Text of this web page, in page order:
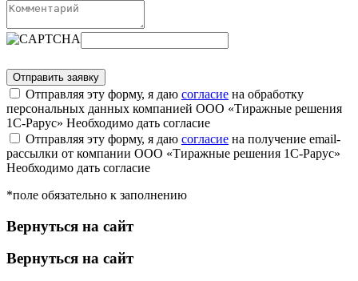
Отправляя эту форму, я даю согласие на обработку
персональных данных компанией ООО «Тиражные решения
1С-Рарус» Необходимо дать согласие
Отправляя эту форму, я даю согласие на получение email-
рассылки от компании ООО «Тиражные решения 1С-Рарус»
Необходимо дать согласие
*поле обязательно к заполнению
Вернуться на сайт
Вернуться на сайт